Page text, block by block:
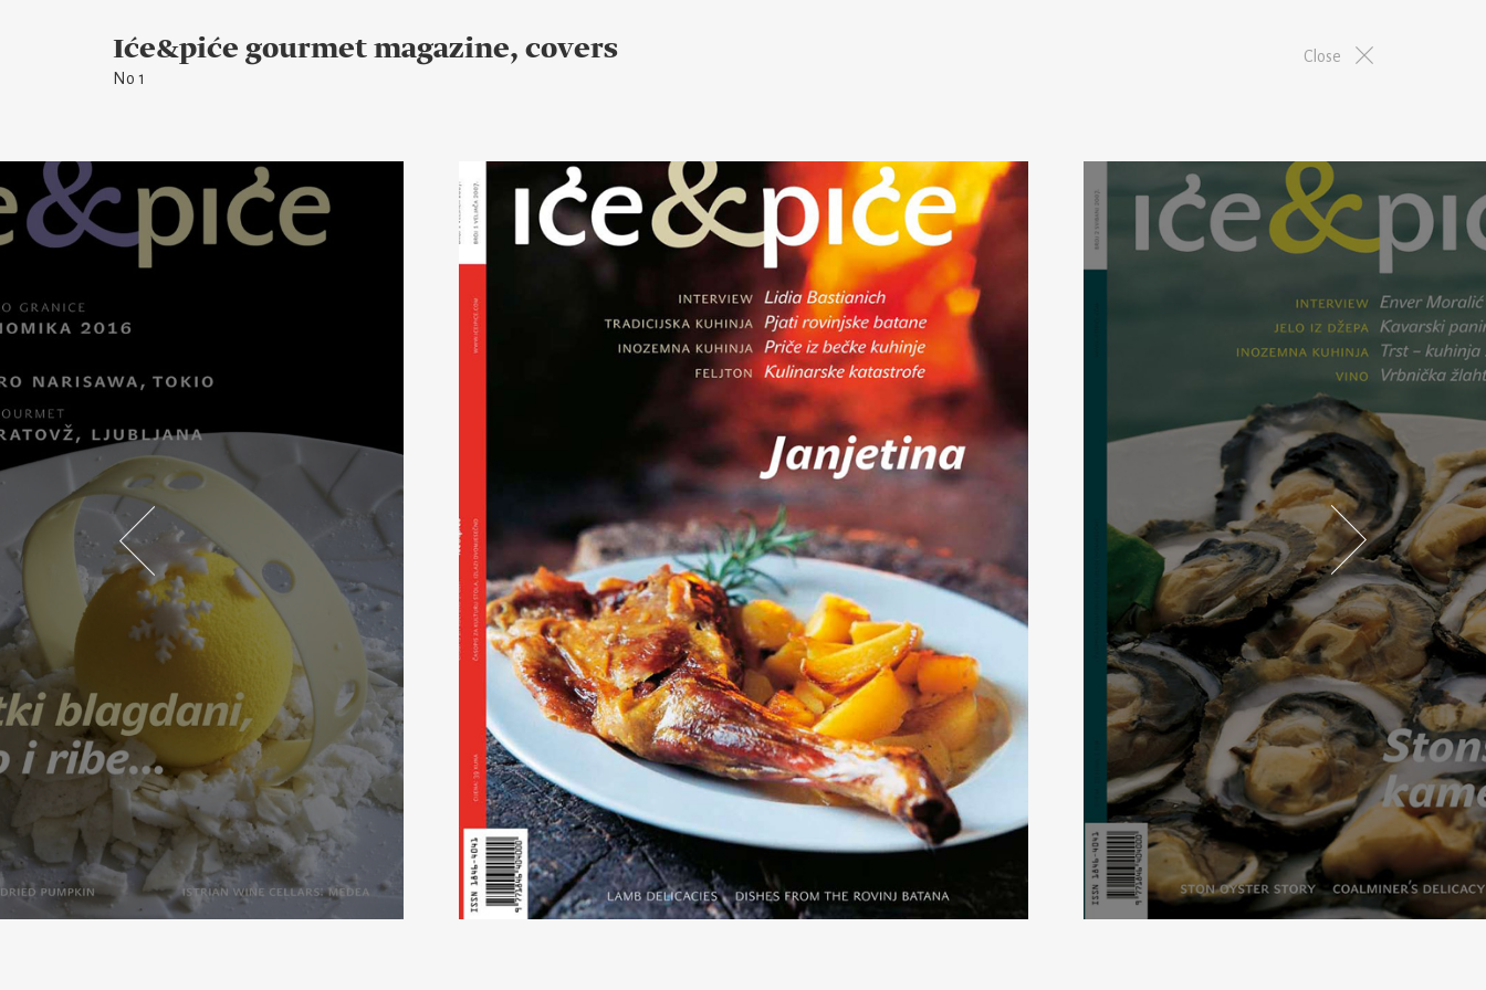
Iće&piće gourmet magazine, covers
No 1
Close